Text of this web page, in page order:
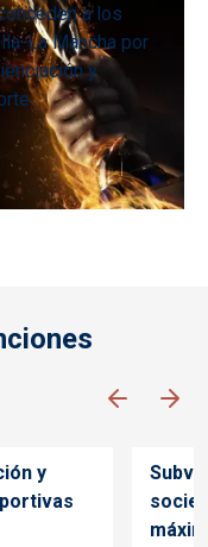
a los
La Mancha por
y
y